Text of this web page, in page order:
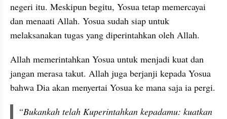
negeri itu. Meskipun begitu, Yosua tetap memercayai
dan menaati Allah. Yosua sudah siap untuk
melaksanakan tugas yang diperintahkan oleh Allah.
Allah memerintahkan Yosua untuk menjadi kuat dan
jangan merasa takut. Allah juga berjanji kepada Yosua
bahwa Dia akan menyertai Yosua ke mana saja ia pergi.
“Bukankah telah Kuperintahkan kepadamu: kuatkan